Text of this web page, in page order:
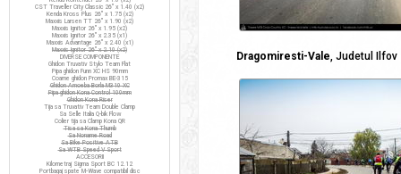
Dragomiresti-Vale, Judetul Ilfov
CST Traveller City Classic 26" x 1.40 (x2)
Kenda Kross Plus 26" x 1.75 (x2)
Maxxis Larsen TT 26" x 1.90 (x2)
Maxxis Ignitor 26" x 1.95 (x2)
Maxxis Ignitor 26" x 2.35 (x1)
Maxxis Advantage 26" x 2.40 (x1)
Maxxis Ignitor 26" x 2.10 (x2)
DIVERSE COMPONENTE
Ghidon Truvativ Stylo Team Flat
Pipa ghidon Funn XC HS 90mm
Coarne ghidon Promax BE-315
Ghidon Amoeba Borla M310 XC
Pipa ghidon Kona Control 100mm
Ghidon Kona Riser
Tija sa Truvativ Team Double Clamp
Sa Selle Italia Q-bik Flow
Colier tija sa Clamp Kona QR
Tisa sa Kona Thumb
Sa Noname Road
Sa Bike Positive ATB
Sa WTB Speed V Sport
ACCESORII
Kilometraj Sigma Sport BC 12.12
Portbagaj spate M-Wave compatibil disc